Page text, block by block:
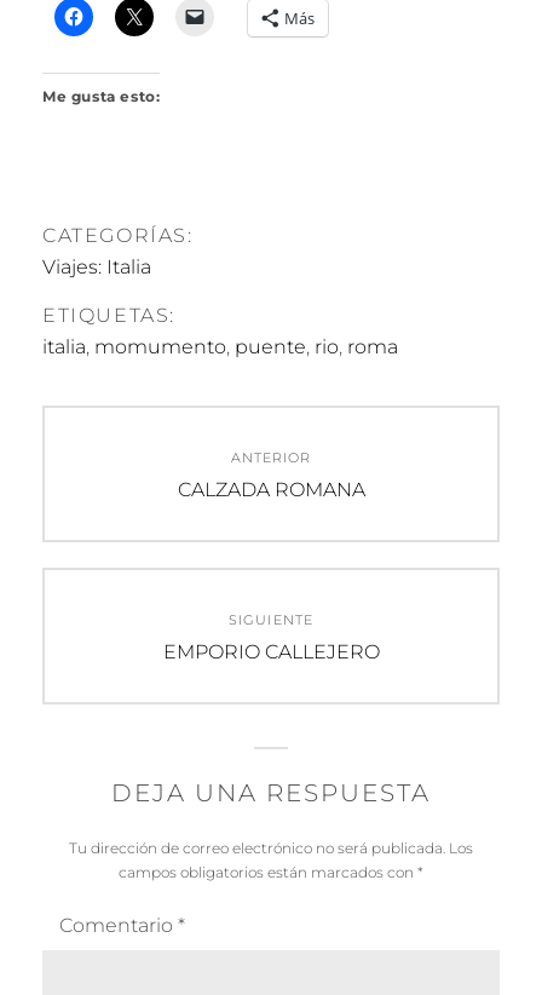
R
I
Más
Me gusta esto:
CATEGORÍAS:
Viajes: Italia
ETIQUETAS:
italia, momumento, puente, rio, roma
entradas
ANTERIOR
Entrada
CALZADA ROMANA
SIGUIENTE
Entrada
EMPORIO CALLEJERO
DEJA UNA RESPUESTA
Tu dirección de correo electrónico no será publicada. Los
campos obligatorios están marcados con *
Comentario *